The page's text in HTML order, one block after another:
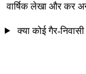
वार्षिक लेखा और कर
क्या कोई गैर-